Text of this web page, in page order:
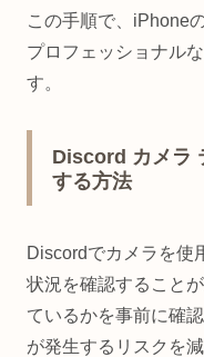
この手順で、iPhone
プロフェッショナル
す。
Discord カメラ
する方法
Discordでカメラを使
状況を確認すること
ているかを事前に確
が発生するリスクを減